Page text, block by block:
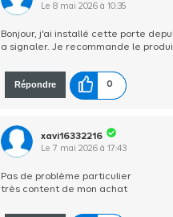
Le8 mai 2026 à10:35
Bonjour, j'ai installé cette porte
a signaler. Je recommande le
Répondre 0
xavi16332216
Le 7 mai 2026 à17:43
Pas de problème particulier
très content de mon achat